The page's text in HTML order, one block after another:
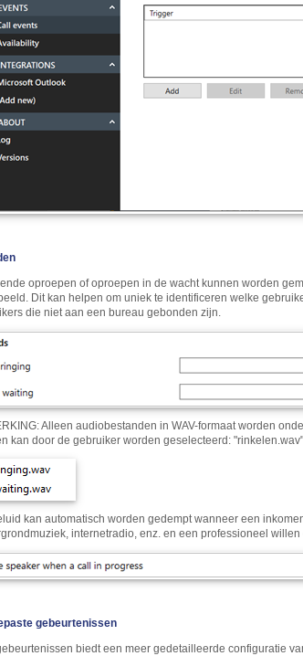
oproepen of oproepen in de wacht kunnen worden
Dit kan helpen om uniek te identificeren welke
die niet aan een bureau gebonden zijn.
Alleen audiobestanden in WAV-formaat worden
kan door de gebruiker worden geselecteerd:
kan automatisch worden gedempt wanneer een
internetradio, enz. en een professioneel
gebeurtenissen
biedt een meer gedetailleerde configuratie